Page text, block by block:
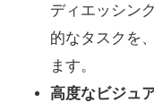
ディエッシン
的なタスクを
ます。
高度なビジュ